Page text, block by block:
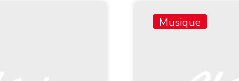
Musique